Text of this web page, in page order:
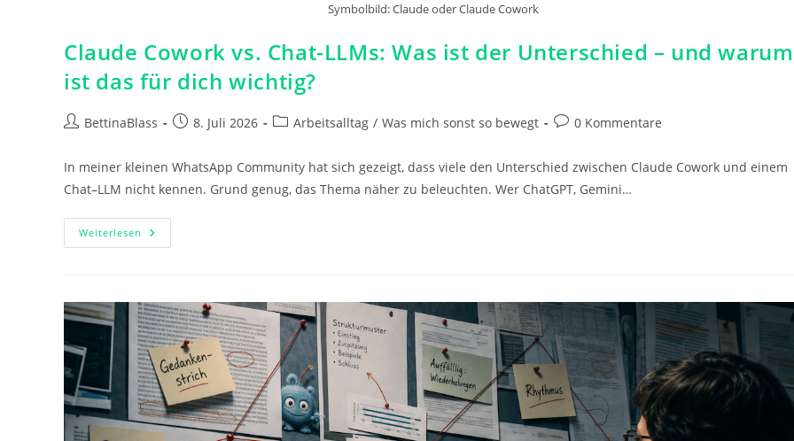
Symbolbild: Claude oder Claude Cowork
Claude Cowork vs. Chat-LLMs: Was ist der Unterschied – und warum
ist das für dich wichtig?
Beitrags-
BettinaBlass
Beitrag8. Juli 2026
Beitrags-
Arbeitsalltag / Was mich sonst so bewegt
Beitrags-
0 Kommentare
In meiner kleinen WhatsApp Community hat sich gezeigt, dass viele den Unterschied zwischen Claude Cowork und einem
Chat–LLM nicht kennen. Grund genug, das Thema näher zu beleuchten. Wer ChatGPT, Gemini…
Weiterlesen Claude
Cowork
Ist
Der
Unterschied
–
Und
Warum
Ist
Das
Für
Dich
Wichtig?